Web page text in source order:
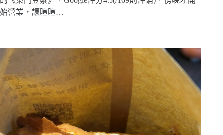
始營業，讓暄暄…